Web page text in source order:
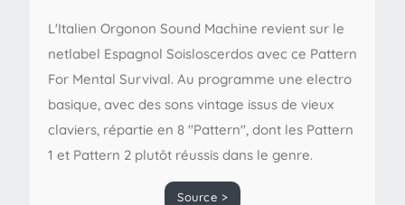
L'Italien Orgonon Sound Machine revient sur le
netlabel Espagnol Soisloscerdos avec ce Pattern
For Mental Survival. Au programme une electro
basique, avec des sons vintage issus de vieux
claviers, répartie en 8 "Pattern", dont les Pattern
1 et Pattern 2 plutôt réussis dans le genre.
Source >